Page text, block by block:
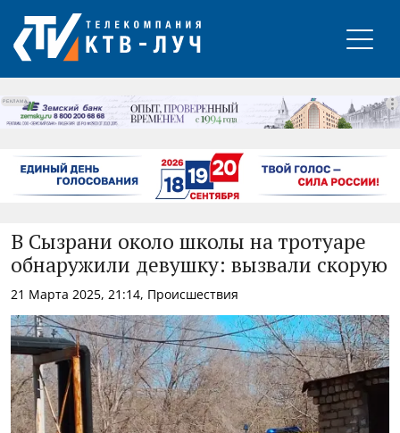
РЕКЛАМА
В Сызрани около школы на тротуаре
обнаружили девушку: вызвали скорую
21 Марта 2025, 21:14, Происшествия